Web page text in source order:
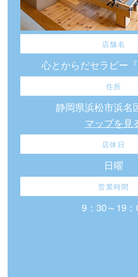
店舗名
心とからだセラピー『
住所
静岡県浜松市浜名
マップを見
店休日
日曜
営業時間
9：30～19：